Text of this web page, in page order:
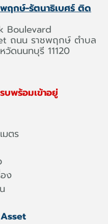
ฤกษ์-รัตนาธิเบศร์ ติด
Boulevard
ถนน ราชพฤกษ์ ตำบล
ดนนทบุรี 11120
บพร้อมเข้าอยู่
มตร
ง